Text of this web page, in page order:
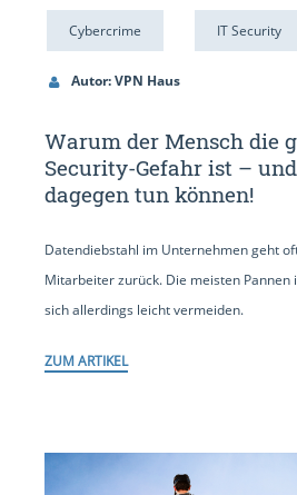
Cybercrime IT Security
Autor: VPN Haus
Warum der Mensch die
Security-Gefahr ist –
dagegen tun können!
Datendiebstahl im Unternehmen geht
Mitarbeiter zurück. Die meisten Pannen
sich allerdings leicht vermeiden.
ZUM ARTIKEL